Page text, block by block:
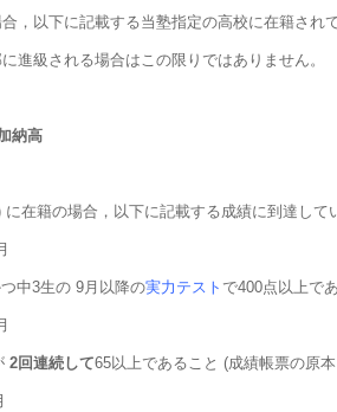
，以下に記載する当塾指定の高校に在籍され
進級される場合はこの限りではありません。
納高
在籍の場合，以下に記載する成績に到達して
中3生の 9月以降の実力テスト で400点以上で
2回連続して65以上であること (成績帳票の原